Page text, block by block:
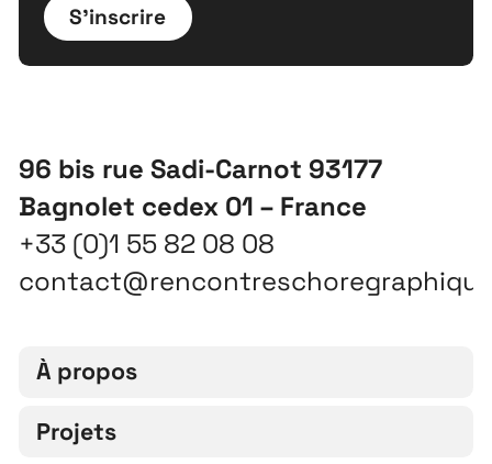
S'inscrire
96 bis rue Sadi-Carnot 93177
Bagnolet cedex 01 – France
+33 (0)1 55 82 08 08
À propos
Projets